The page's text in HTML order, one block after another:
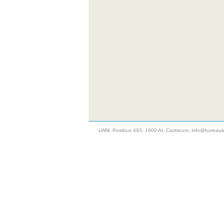
LWM, Postbus 493, 1900 AL Castricum,